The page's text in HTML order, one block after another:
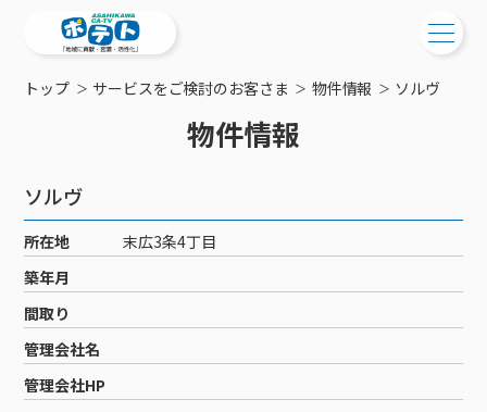
サービス提供エリア
工事・配線について
新居をご検討中の方へ
ポテトを導入している集合住宅
物件情報
特典・キャンペーン
ご加入中の方
ご加入中のサービス確認・変更
WEBメール
サポートサービス
サポートサービストップ
新着情報
サービス案内
サービス案内
ケーブルテレビ
ケーブルテレビトップ
チャンネル紹介
インターネット
インターネットトップ
固定電話
コミチャン
お困りの方はこちら
会社案内
トップ サービスをご検討のお客さま 物件情報 ソルヴ
物件情報
ソルヴ
所在地
末広3条4丁目
築年月
間取り
管理会社名
管理会社HP